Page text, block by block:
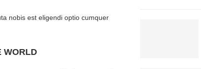
nobis est eligendi optio cumquer
WORLD